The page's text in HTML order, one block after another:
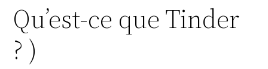
Qu’est-ce que Tinder
? )